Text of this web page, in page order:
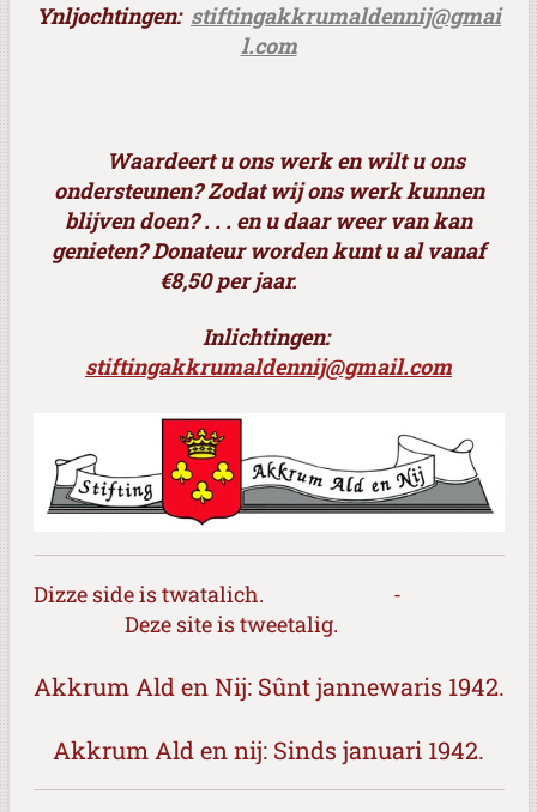
Ynljochtingen: stiftingakkrumaldennij@gmai
l.com
Waardeert u ons werk en wilt u ons
ondersteunen? Zodat wij ons werk kunnen
blijven doen? . . . en u daar weer van kan
genieten? Donateur worden kunt u al vanaf
€8,50 per jaar.
Inlichtingen:
stiftingakkrumaldennij@gmail.com
Dizze side is twatalich. -
Deze site is tweetalig.
Akkrum Ald en Nij: Sûnt jannewaris 1942.
Akkrum Ald en nij: Sinds januari 1942.